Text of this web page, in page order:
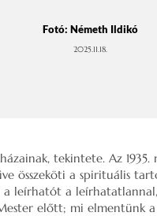
Fotó: Németh Ildikó
2025.11.18.
tekintete. Az
összeköti a spirituális
a leírhatót a
előtt; mi elmentünk